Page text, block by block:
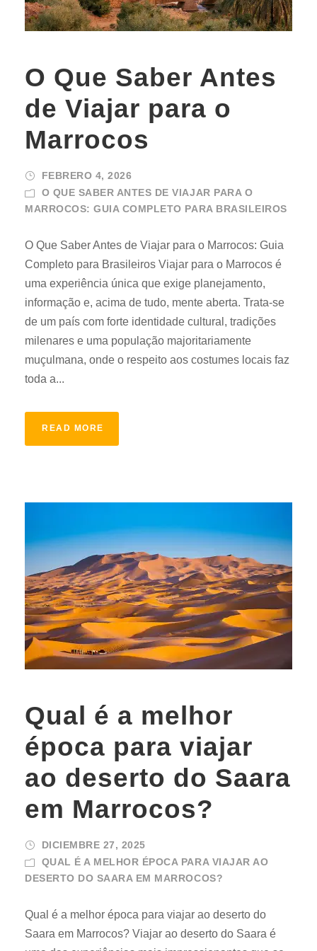
O Que Saber Antes
de Viajar para o
Marrocos
FEBRERO 4, 2026
O QUE SABER ANTES DE VIAJAR PARA O
MARROCOS: GUIA COMPLETO PARA BRASILEIROS
O Que Saber Antes de Viajar para o Marrocos: Guia
Completo para Brasileiros Viajar para o Marrocos é
uma experiência única que exige planejamento,
informação e, acima de tudo, mente aberta. Trata-se
de um país com forte identidade cultural, tradições
milenares e uma população majoritariamente
muçulmana, onde o respeito aos costumes locais faz
toda a...
READ MORE
Qual é a melhor
época para viajar
ao deserto do Saara
em Marrocos?
DICIEMBRE 27, 2025
QUAL É A MELHOR ÉPOCA PARA VIAJAR AO
DESERTO DO SAARA EM MARROCOS?
Qual é a melhor época para viajar ao deserto do
Saara em Marrocos? Viajar ao deserto do Saara é